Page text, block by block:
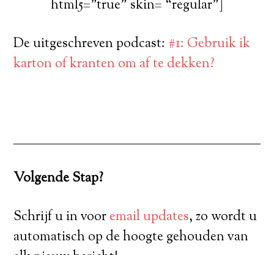
html5=”true” skin= “regular”]
De uitgeschreven podcast: #1: Gebruik ik
karton of kranten om af te dekken?
Volgende Stap?
Schrijf u in vooremail updates, zo wordt u
automatisch op de hoogte gehouden van